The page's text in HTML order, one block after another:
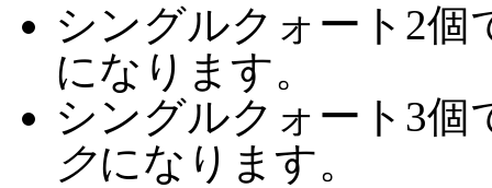
シングルクォート2個
になります。
シングルクォート3個
クになります。